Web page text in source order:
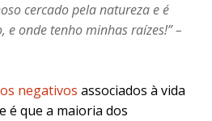
cercado pela natureza e é
e onde tenho minhas raízes!” –
negativos associados à vida
é que a maioria dos